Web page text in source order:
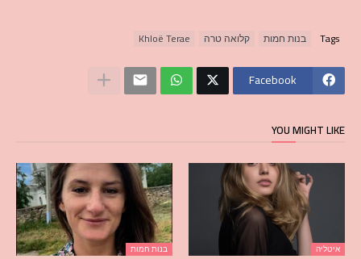
Tags בנות חמות קלואה טרה Khloë Terae
Facebook
YOU MIGHT LIKE
איטליה בנות חמות